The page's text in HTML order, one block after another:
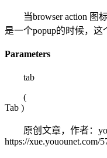
当browser action 图
是一个popup的时候，这
Parameters
tab
(
Tab )
原创文章，作者：
https://xue.youounet.com/